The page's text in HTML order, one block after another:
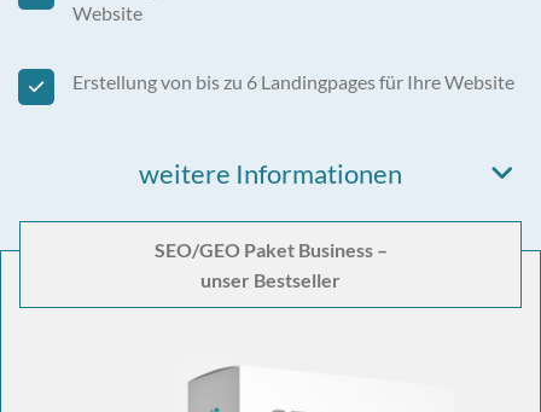
Website
Erstellung von bis zu 6 Landingpages für Ihre Website
weitere Informationen
SEO/GEO Paket Business –
unser Bestseller